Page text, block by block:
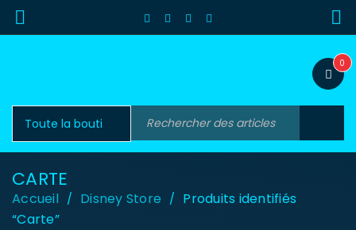
0
CARTE
Accueil / Disney Store / Produits identifiés
“Carte”